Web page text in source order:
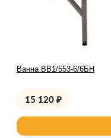
Ванна ВВ1/553-6/6БН
15 120 ₽